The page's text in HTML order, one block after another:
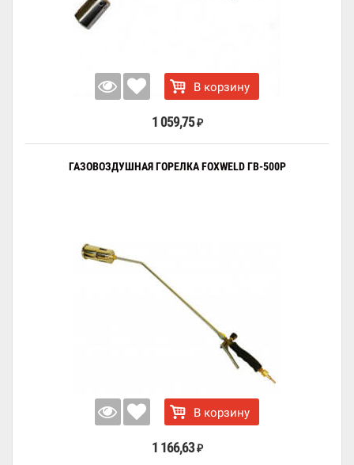
В корзину
1 059,75 ₽
ГАЗОВОЗДУШНАЯ ГОРЕЛКА FOXWELD ГВ-500Р
В корзину
1 166,63 ₽